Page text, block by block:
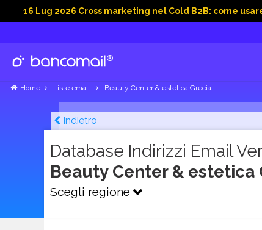
2026 Cross marketing nel Cold B2B: come usare email,
Home Liste email Beauty Center & estetica Grecia
Indietro
Database Indirizzi Email
Beauty Center & estetica
Scegli regione